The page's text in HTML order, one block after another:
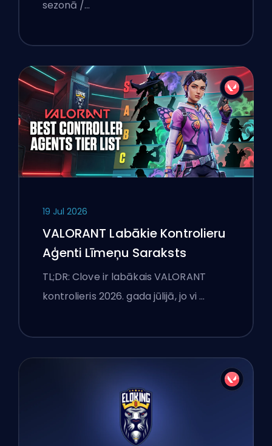
sezonā /…
19 Jul 2026
VALORANT Labākie Kontrolieru
Aģenti Līmeņu Saraksts
TL;DR: Clove ir labākais VALORANT
kontrolieris 2026. gada jūlijā, jo vi …